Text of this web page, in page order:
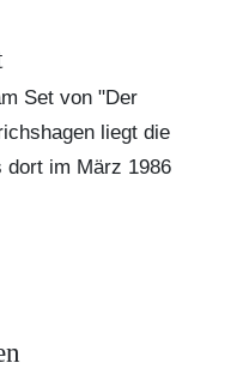
Set von "Der
liegt die
dort im März 1986